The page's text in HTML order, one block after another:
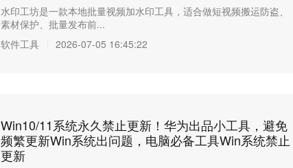
水印工坊是一款本地批量视频加水印工具，适合做短视频搬运防盗、
素材保护、批量发布前...
软件工具
2026-07-05 16:45:22
Win10/11系统永久禁止更新！华为出品小工具，避免
频繁更新Win系统出问题，电脑必备工具Win系统禁止
更新